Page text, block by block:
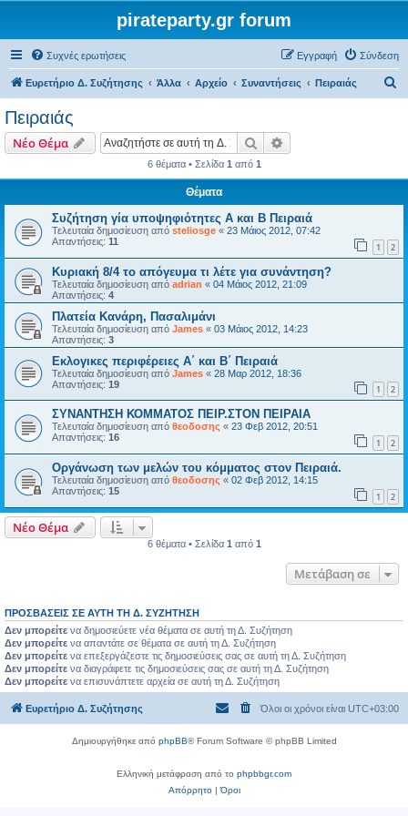
pirateparty.gr forum
Συχνές ερωτήσεις Σύνδεση
Εγγραφή
Ευρετήριο Δ. Συζήτησης Άλλα Αρχείο Συναντήσεις Πειραιάς
η
Πειραιάς
Νέο Θέμα Αναζήτηση
6 θέματα • Σελίδα 1 από 1
Θέματα
Συζήτηση γία υποψηφιότητες Α και Β Πειραιά
Τελευταία δημοσίευση από steliosge « 23 Μάιος 2012, 07:42
Απαντήσεις: 11 1 2
Κυριακή 8/4 το απόγευμα τι λέτε για συνάντηση?
Τελευταία δημοσίευση από adrian « 04 Μάιος 2012, 21:09
Απαντήσεις: 4
Πλατεία Κανάρη, Πασαλιμάνι
Τελευταία δημοσίευση από James « 03 Μάιος 2012, 14:23
Απαντήσεις: 3
Εκλογικες περιφέρειες Α΄ και Β΄ Πειραιά
Τελευταία δημοσίευση από James « 28 Μαρ 2012, 18:36
Απαντήσεις: 19 1 2
ΣΥΝΑΝΤΗΣΗ ΚΟΜΜΑΤΟΣ ΠΕΙΡ.ΣΤΟΝ ΠΕΙΡΑΙΑ
Τελευταία δημοσίευση από θεοδοσης « 23 Φεβ 2012, 20:51
Απαντήσεις: 16 1 2
Οργάνωση των μελών του κόμματος στον Πειραιά.
Τελευταία δημοσίευση από θεοδοσης « 02 Φεβ 2012, 14:15
Απαντήσεις: 15 1 2
Νέο Θέμα
6 θέματα • Σελίδα 1 από 1
Μετάβαση σε
ΠΡΟΣΒΆΣΕΙΣ ΣΕ ΑΥΤΉ ΤΗ Δ. ΣΥΖΉΤΗΣΗ
Δεν μπορείτε να δημοσιεύετε νέα θέματα σε αυτή τη Δ. Συζήτηση
Δεν μπορείτε να απαντάτε σε θέματα σε αυτή τη Δ. Συζήτηση
Δεν μπορείτε να επεξεργάζεστε τις δημοσιεύσεις σας σε αυτή τη Δ. Συζήτηση
Δεν μπορείτε να διαγράφετε τις δημοσιεύσεις σας σε αυτή τη Δ. Συζήτηση
Δεν μπορείτε να επισυνάπτετε αρχεία σε αυτή τη Δ. Συζήτηση
Ευρετήριο Δ. Συζήτησης Όλοι οι χρόνοι είναι UTC+03:00
Δημιουργήθηκε από phpBB® Forum Software © phpBB Limited
Ελληνική μετάφραση από το phpbbgr.com
Απόρρητο|Όροι